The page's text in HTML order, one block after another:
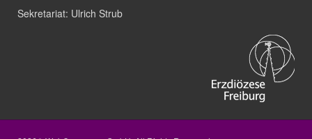
Sekretariat: Ulrich Strub